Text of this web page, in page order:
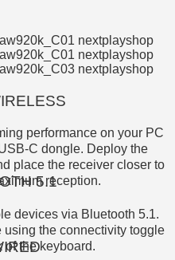
performance on your PC
C dongle. Deploy the
place the receiver closer to
reception.
5.1
devices via Bluetooth 5.1.
the connectivity toggle
of the keyboard.